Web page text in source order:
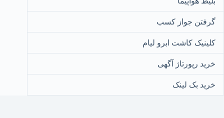
گرفتن جواز کسب
کلینیک کاشت ابرو لیام
خرید رپورتاژ آگهی
خرید بک لینک